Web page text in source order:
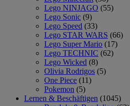
Lego NINJAGO (55)
Lego Sonic (9)
Lego Speed (33)
Lego STAR WARS (66)
Lego Super Mario (17)
Lego TECHNIC (62)
Lego Wicked (8)
Olivia Rodrigos (5)
One Piece (11)
Pokemon (5)
Lernen & Beschäftigen (1045)